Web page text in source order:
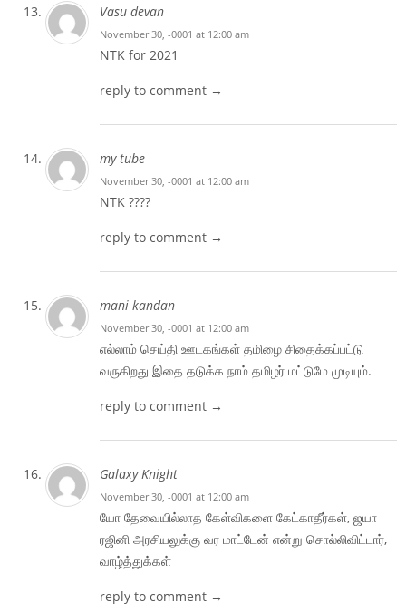
Vasu devan
November 30, -0001 at 12:00 am
NTK for 2021
reply to comment →
my tube
November 30, -0001 at 12:00 am
NTK ????
reply to comment →
mani kandan
November 30, -0001 at 12:00 am
எல்லாம் செய்தி ஊடகங்கள் தமிழை சிதைக்கப்பட்டு
வருகிறது இதை தடுக்க நாம் தமிழர் மட்டுமே முடியும்.
reply to comment →
Galaxy Knight
November 30, -0001 at 12:00 am
யோ தேவையில்லாத கேள்விகளை கேட்காதீர்கள், ஜயா
ரஜினி அரசியலுக்கு வர மாட்டேன் என்று சொல்லிவிட்டார்,
வாழ்த்துக்கள்
reply to comment →